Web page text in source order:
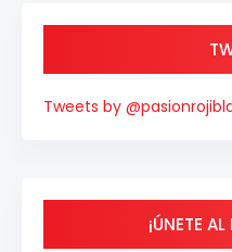
Tweets by
¡ÚNETE